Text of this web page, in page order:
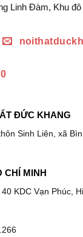
Linh Đàm, Khu
ĐỨC KHANG
Sinh Liên, xã
CHÍ MINH
KDC Vạn Phúc,